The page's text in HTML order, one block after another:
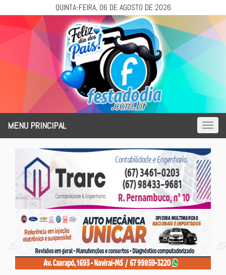
QUINTA-FEIRA, 06 DE AGOSTO DE 2026
Toggle
MENU PRINCIPAL